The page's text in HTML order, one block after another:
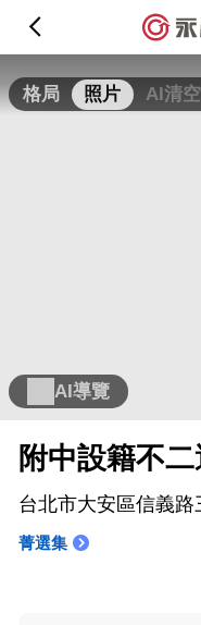
格局 照片 AI清空
AI導覽
附中設籍不
台北市大安區信義路
菁選集